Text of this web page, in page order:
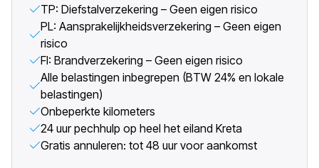
TP: Diefstalverzekering – Geen eigen risico
PL: Aansprakelijkheidsverzekering – Geen eigen
risico
FI: Brandverzekering – Geen eigen risico
Alle belastingen inbegrepen (BTW 24% en lokale
belastingen)
Onbeperkte kilometers
24 uur pechhulp op heel het eiland Kreta
Gratis annuleren: tot 48 uur voor aankomst